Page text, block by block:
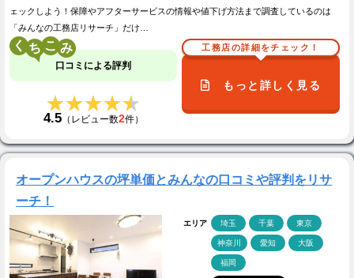
ェックしよう！保障やアフターサービスの情報や値下げ方法まで調査しているのは
「みんなの工務店リサーチ」だけ…
く こ
口コミによる評判
★★★★★
★★★★★
4.5（レビュー数2件）
工務店の詳細をチェック！
もっと詳しく見る
オープンハウスの坪単価とみんなの口コミや評判をリサ
ーチ！
エリア 埼玉 千葉 東京
神奈川 愛知 大阪
福岡